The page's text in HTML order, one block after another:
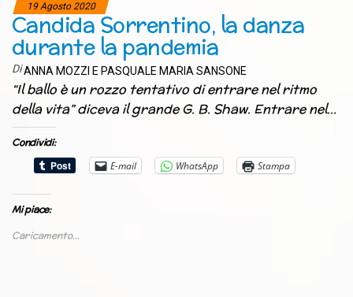
19 Agosto 2020
Candida Sorrentino, la danza
durante la pandemia
DiANNA MOZZI E PASQUALE MARIA SANSONE
“Il ballo è un rozzo tentativo di entrare nel ritmo
della vita” diceva il grande G. B. Shaw. Entrare nel…
Condividi:
E-mail
WhatsApp Stampa
Mi piace:
Caricamento...